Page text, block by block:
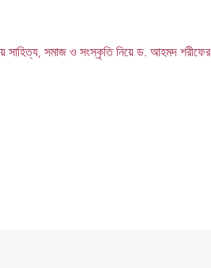
সাহিত্য, সমাজ ও সংস্কৃতি নিয়ে ড. আহমদ